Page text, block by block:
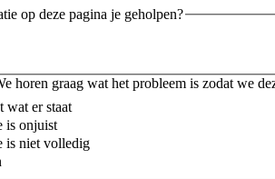
op deze pagina je geholpen?
horen graag wat het probleem is zodat we
wat er staat
is onjuist
is niet volledig